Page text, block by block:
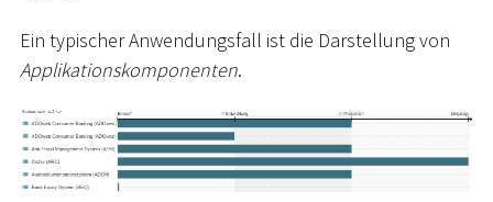
Ein typischer Anwendungsfall ist die Darstellung von
Applikationskomponenten.